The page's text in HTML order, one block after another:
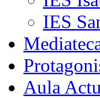
IES
Aula